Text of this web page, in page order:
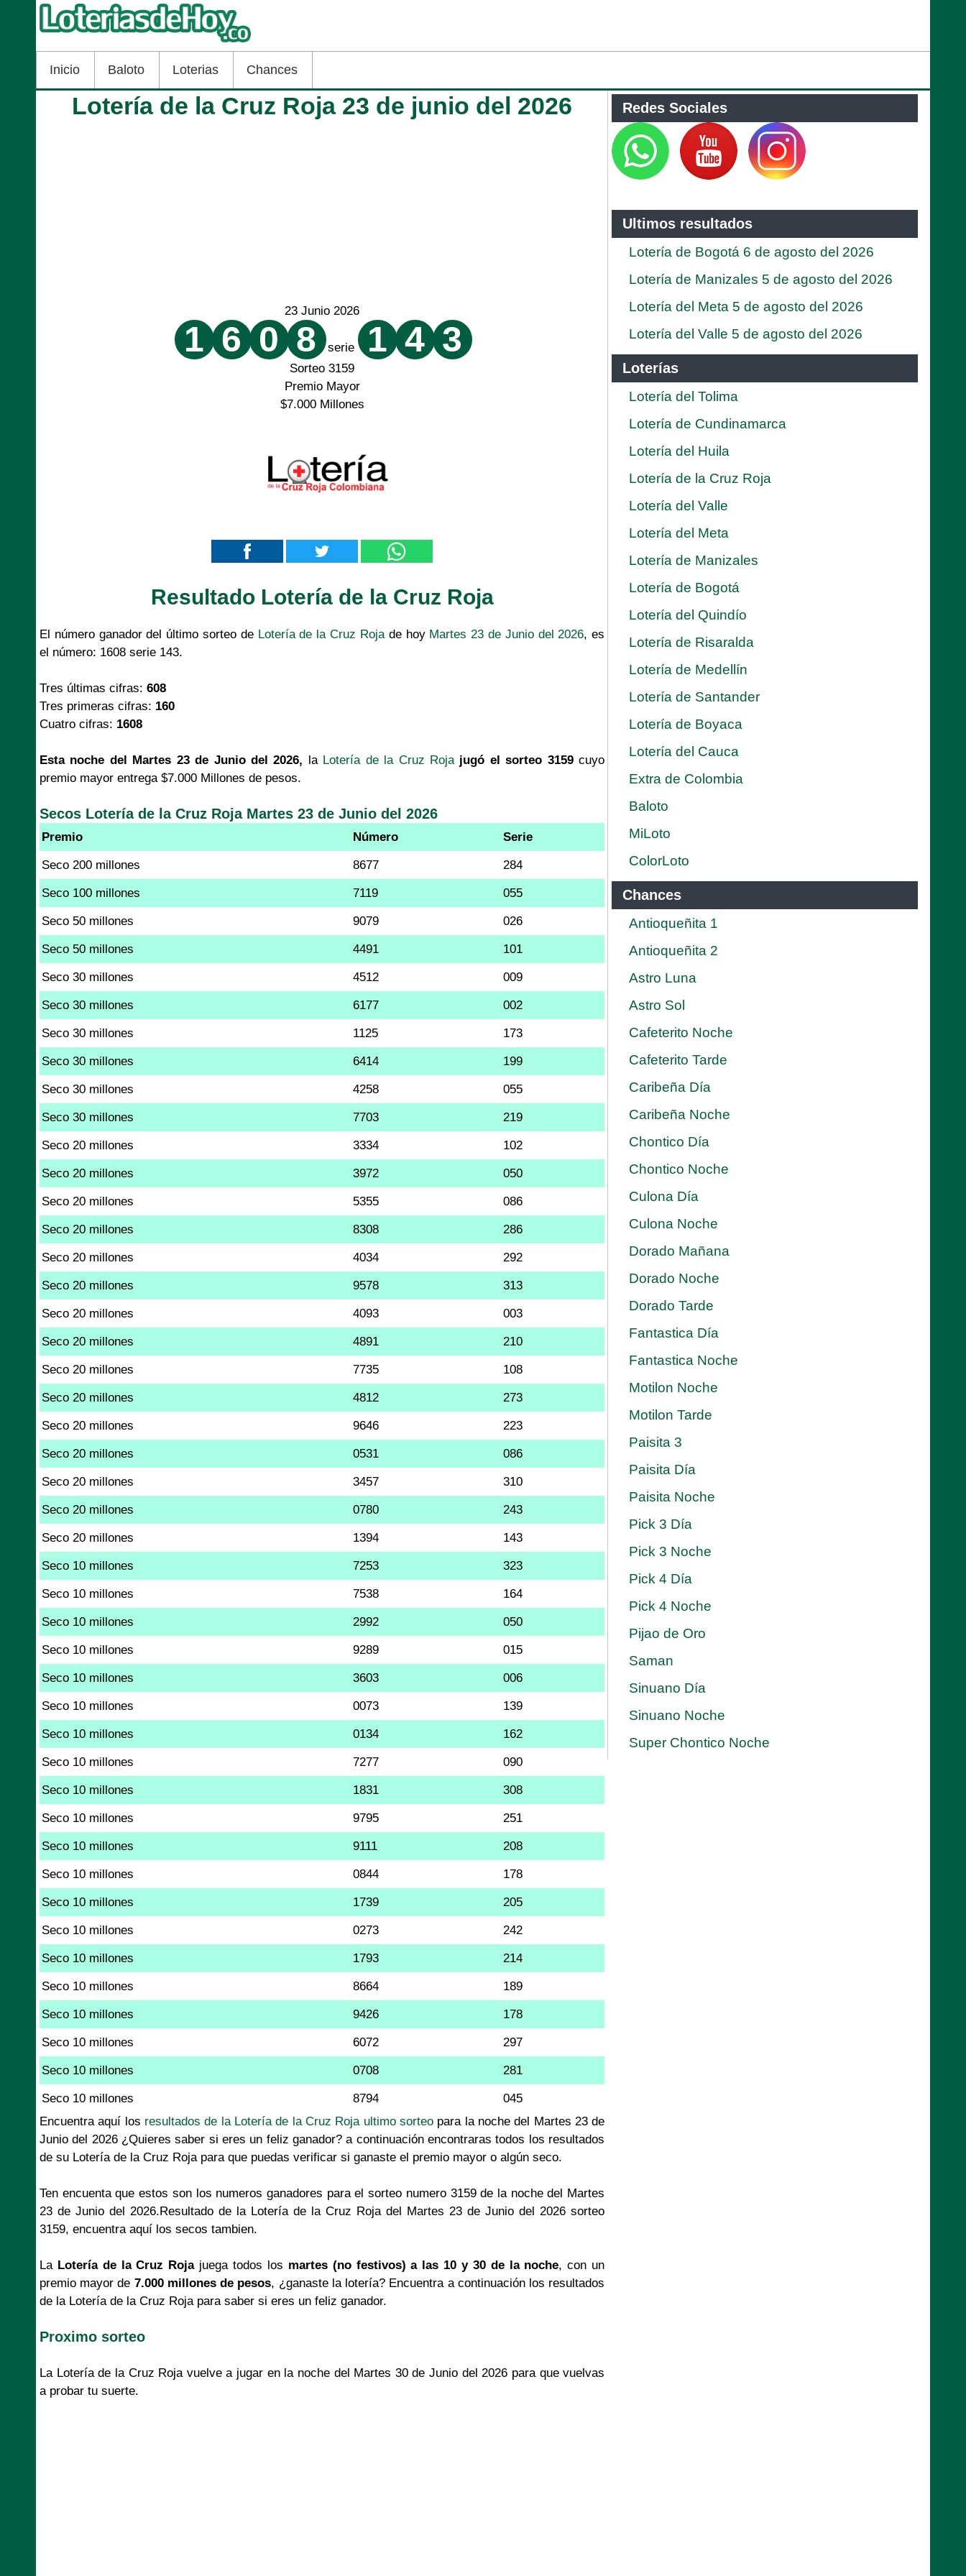
Inicio Baloto Loterias Chances
Lotería de la Cruz Roja 23 de junio del 2026
23 Junio 2026
1 6 0 8 serie 1 4 3
Sorteo 3159
Premio Mayor
$7.000 Millones
Resultado Lotería de la Cruz Roja
El número ganador del último sorteo de Lotería de la Cruz Rojade hoy Martes 23 de Junio del 2026, es
el número: 1608 serie 143.
Tres últimas cifras: 608
Tres primeras cifras: 160
Cuatro cifras: 1608
Esta noche del Martes 23 de Junio del 2026, la Lotería de la Cruz Roja jugó el sorteo 3159cuyo
premio mayor entrega $7.000 Millones de pesos.
Secos Lotería de la Cruz Roja Martes 23 de Junio del 2026
Premio Número Serie
Seco 200 millones 8677 284
Seco 100 millones 7119 055
Seco 50 millones 9079 026
Seco 50 millones 4491 101
Seco 30 millones 4512 009
Seco 30 millones 6177 002
Seco 30 millones 1125 173
Seco 30 millones 6414 199
Seco 30 millones 4258 055
Seco 30 millones 7703 219
Seco 20 millones 3334 102
Seco 20 millones 3972 050
Seco 20 millones 5355 086
Seco 20 millones 8308 286
Seco 20 millones 4034 292
Seco 20 millones 9578 313
Seco 20 millones 4093 003
Seco 20 millones 4891 210
Seco 20 millones 7735 108
Seco 20 millones 4812 273
Seco 20 millones 9646 223
Seco 20 millones 0531 086
Seco 20 millones 3457 310
Seco 20 millones 0780 243
Seco 20 millones 1394 143
Seco 10 millones 7253 323
Seco 10 millones 7538 164
Seco 10 millones 2992 050
Seco 10 millones 9289 015
Seco 10 millones 3603 006
Seco 10 millones 0073 139
Seco 10 millones 0134 162
Seco 10 millones 7277 090
Seco 10 millones 1831 308
Seco 10 millones 9795 251
Seco 10 millones 9111 208
Seco 10 millones 0844 178
Seco 10 millones 1739 205
Seco 10 millones 0273 242
Seco 10 millones 1793 214
Seco 10 millones 8664 189
Seco 10 millones 9426 178
Seco 10 millones 6072 297
Seco 10 millones 0708 281
Seco 10 millones 8794
045
Encuentra aquí los resultados de la Lotería de la Cruz Roja ultimo sorteopara la noche del Martes 23 de
Junio del 2026 ¿Quieres saber si eres un feliz ganador? a continuación encontraras todos los resultados
de su Lotería de la Cruz Roja para que puedas verificar si ganaste el premio mayor o algún seco.
Ten encuenta que estos son los numeros ganadores para el sorteo numero 3159 de la noche del Martes
23 de Junio del 2026.Resultado de la Lotería de la Cruz Roja del Martes 23 de Junio del 2026 sorteo
3159, encuentra aquí los secos tambien.
La Lotería de la Cruz Rojajuega todos los martes (no festivos) a las 10 y 30 de la noche, con un
premio mayor de 7.000 millones de pesos, ¿ganaste la lotería? Encuentra a continuación los resultados
de la Lotería de la Cruz Roja para saber si eres un feliz ganador.
Proximo sorteo
La Lotería de la Cruz Roja vuelve a jugar en la noche del Martes 30 de Junio del 2026 para que vuelvas
a probar tu suerte.
Redes Sociales
Ultimos resultados
Lotería de Bogotá 6 de agosto del 2026
Lotería de Manizales 5 de agosto del 2026
Lotería del Meta 5 de agosto del 2026
Lotería del Valle 5 de agosto del 2026
Loterías
Lotería del Tolima
Lotería de Cundinamarca
Lotería del Huila
Lotería de la Cruz Roja
Lotería del Valle
Lotería del Meta
Lotería de Manizales
Lotería de Bogotá
Lotería del Quindío
Lotería de Risaralda
Lotería de Medellín
Lotería de Santander
Lotería de Boyaca
Lotería del Cauca
Extra de Colombia
Baloto
MiLoto
ColorLoto
Chances
Antioqueñita 1
Antioqueñita 2
Astro Luna
Astro Sol
Cafeterito Noche
Cafeterito Tarde
Caribeña Día
Caribeña Noche
Chontico Día
Chontico Noche
Culona Día
Culona Noche
Dorado Mañana
Dorado Noche
Dorado Tarde
Fantastica Día
Fantastica Noche
Motilon Noche
Motilon Tarde
Paisita 3
Paisita Día
Paisita Noche
Pick 3 Día
Pick 3 Noche
Pick 4 Día
Pick 4 Noche
Pijao de Oro
Saman
Sinuano Día
Sinuano Noche
Super Chontico Noche